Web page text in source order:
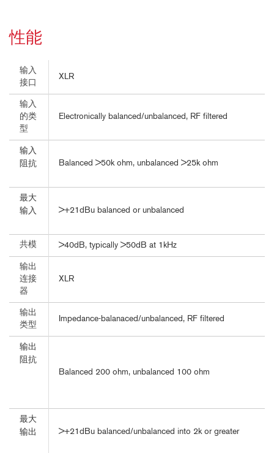
性能
输入
接口
XLR
输入
的类
型
Electronically balanced/unbalanced, RF filtered
输入
阻抗
Balanced >50k ohm, unbalanced >25k ohm
最大
输入
>+21dBu balanced or unbalanced
共模 >40dB, typically >50dB at 1kHz
输出
连接
器
XLR
输出
类型
Impedance-balanaced/unbalanced, RF filtered
输出
阻抗
Balanced 200 ohm, unbalanced 100 ohm
最大
输出
>+21dBu balanced/unbalanced into 2k or greater